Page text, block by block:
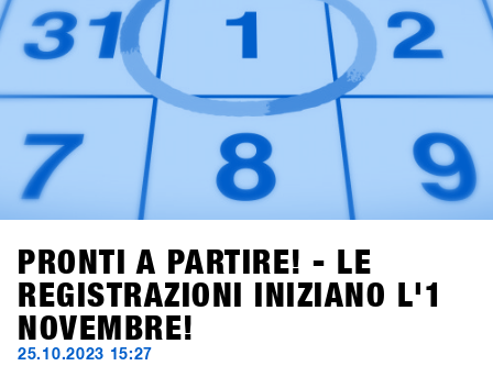
PRONTI A PARTIRE! - LE
REGISTRAZIONI INIZIANO L'1
NOVEMBRE!
25.10.2023 15:27